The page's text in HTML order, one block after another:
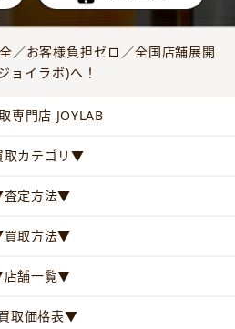
／お客様負担ゼロ／全国店舗展開
ョイラボ)へ！
専門店 JOYLAB
カテゴリ▼
定方法▼
取方法▼
舗一覧▼
取価格表▼